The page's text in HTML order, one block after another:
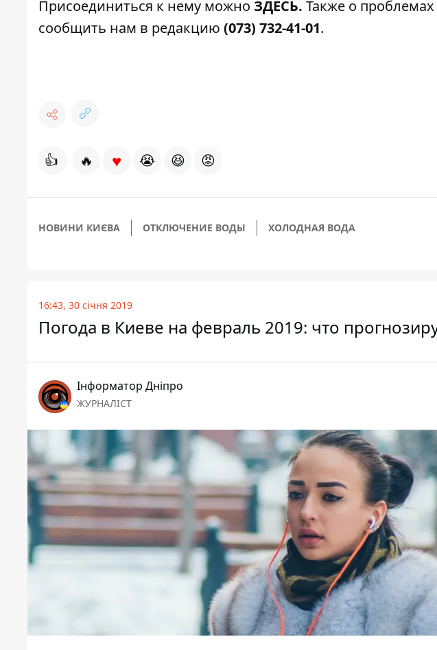
Присоединиться к нему можно ЗДЕСЬ. Также о
сообщить нам в редакцию (073) 732-41-01.
👍 🔥 ♥ 😭 😆 😡
НОВИНИ КИЄВА ОТКЛЮЧЕНИЕ ВОДЫ ХОЛОДНАЯ ВОДА
16:43, 30 січня 2019
Погода в Киеве на февраль 2019: что
Інформатор Дніпро
ЖУРНАЛІСТ